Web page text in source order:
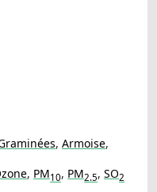
, Armoise,
, PM10, PM2.5, SO2